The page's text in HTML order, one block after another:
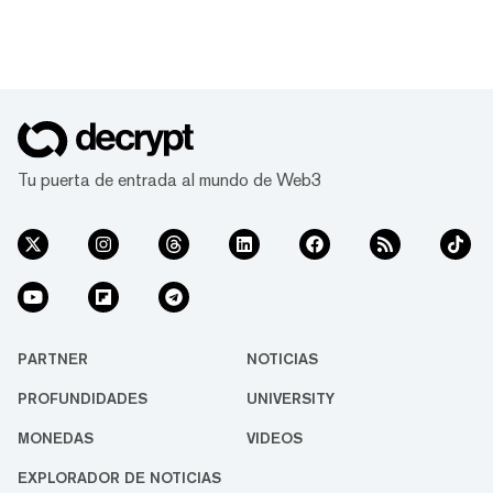
Tu puerta de entrada al mundo de Web3
PARTNER NOTICIAS
PROFUNDIDADES UNIVERSITY
MONEDAS VIDEOS
EXPLORADOR DE NOTICIAS